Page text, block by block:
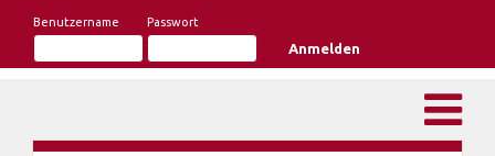
Benutzername Passwort